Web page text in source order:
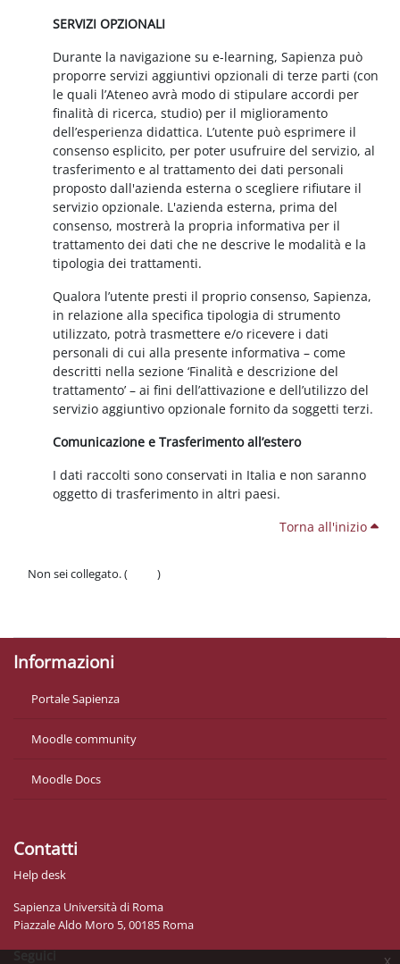
x
SERVIZI OPZIONALI
Durante la navigazione su e-learning, Sapienza può
proporre servizi aggiuntivi opzionali di terze parti (con
le quali l’Ateneo avrà modo di stipulare accordi per
finalità di ricerca, studio) per il miglioramento
dell’esperienza didattica. L’utente può esprimere il
consenso esplicito, per poter usufruire del servizio, al
trasferimento e al trattamento dei dati personali
proposto dall'azienda esterna o scegliere rifiutare il
servizio opzionale. L'azienda esterna, prima del
consenso, mostrerà la propria informativa per il
trattamento dei dati che ne descrive le modalità e la
tipologia dei trattamenti.
Qualora l’utente presti il proprio consenso, Sapienza,
in relazione alla specifica tipologia di strumento
utilizzato, potrà trasmettere e/o ricevere i dati
personali di cui alla presente informativa – come
descritti nella sezione ‘Finalità e descrizione del
trattamento’ – ai fini dell’attivazione e dell’utilizzo del
servizio aggiuntivo opzionale fornito da soggetti terzi.
Comunicazione e Trasferimento all’estero
I dati raccolti sono conservati in Italia e non saranno
oggetto di trasferimento in altri paesi.
Torna all'inizio
Non sei collegato. (
)
Informazioni
Portale Sapienza
Moodle community
Moodle Docs
Contatti
Help desk
Sapienza Università di Roma
Piazzale Aldo Moro 5, 00185 Roma
Seguici